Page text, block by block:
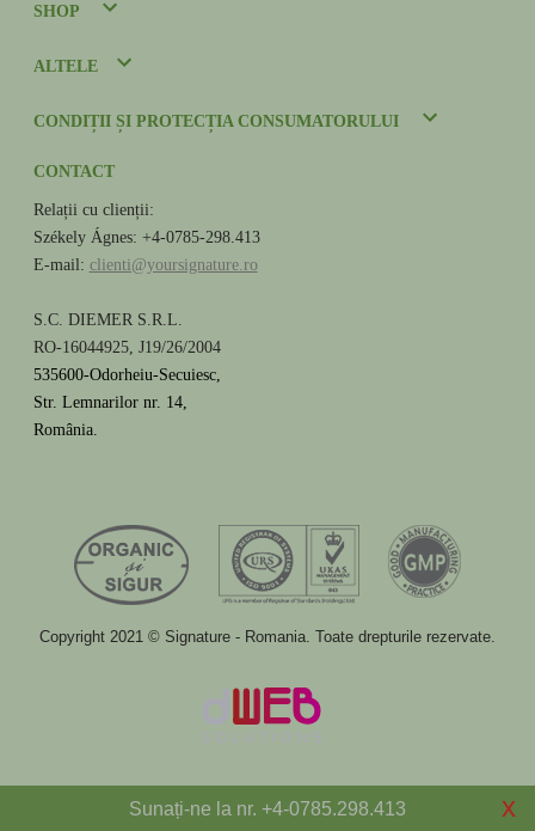
SHOP
ALTELE
CONDIȚII ȘI PROTECȚIA CONSUMATORULUI
CONTACT
Relații cu clienții:
Székely Ágnes: +4-0785-298.413
E-mail: clienti@yoursignature.ro
S.C. DIEMER S.R.L.
RO-16044925, J19/26/2004
535600-Odorheiu-Secuiesc,
Str. Lemnarilor nr. 14,
România.
Copyright 2021 © Signature - Romania. Toate drepturile rezervate.
Sunați-ne la nr. +4-0785.298.413 x